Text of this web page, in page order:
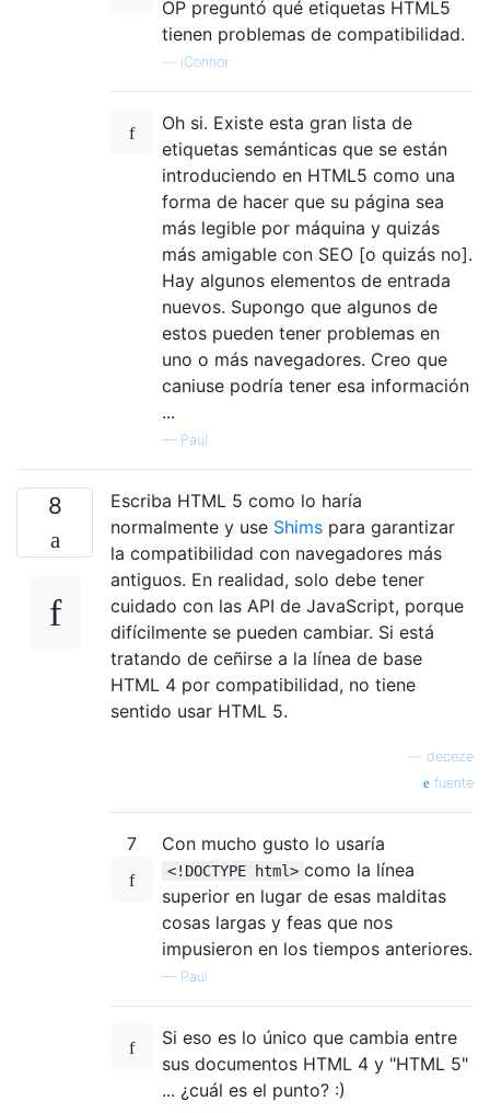
OP preguntó qué etiquetas HTML5
tienen problemas de compatibilidad.
iConnor
Oh si. Existe esta gran lista de
etiquetas semánticas que se están
introduciendo en HTML5 como una
forma de hacer que su página sea
más legible por máquina y quizás
más amigable con SEO [o quizás no].
Hay algunos elementos de entrada
nuevos. Supongo que algunos de
estos pueden tener problemas en
uno o más navegadores. Creo que
caniuse podría tener esa información
...
— Paul
8
Escriba HTML 5 como lo haría
normalmente y use Shims para garantizar
la compatibilidad con navegadores más
antiguos. En realidad, solo debe tener
cuidado con las API de JavaScript, porque
difícilmente se pueden cambiar. Si está
tratando de ceñirse a la línea de base
HTML 4 por compatibilidad, no tiene
sentido usar HTML 5.
deceze
fuente
7 Con mucho gusto lo usaría
<!DOCTYPE html> como la línea
superior en lugar de esas malditas
cosas largas y feas que nos
impusieron en los tiempos anteriores.
— Paul
Si eso es lo único que cambia entre
sus documentos HTML 4 y "HTML 5"
... ¿cuál es el punto? :)